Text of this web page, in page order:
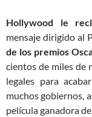
Hollywood le
mensaje dirigido al
de los premios
cientos de miles de
legales para
muchos gobiernos,
película ganadora